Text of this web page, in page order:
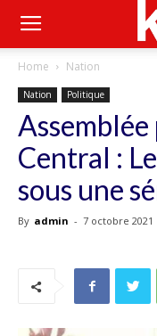
Home Nation
Nation Politique
Central :
sous une
By admin - 7 octobre 2021